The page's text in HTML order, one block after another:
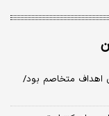
اهداف متخاصم بود/